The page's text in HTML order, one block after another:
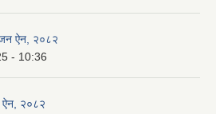
ऐन, २०८२
- 10:36
ऐन, २०८२